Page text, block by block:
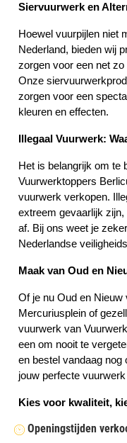
Siervuurwerk en
Hoewel vuurpijlen niet
Nederland, bieden wij
zorgen voor een net
Onze
zorgen voor een
kleuren en effecten.
Illegaal Vuurwerk:
Het is belangrijk om te
Vuurwerktoppers
vuurwerk verkopen.
extreem gevaarlijk
af. Bij ons weet je
Nederlandse
Maak van Oud en
Of je nu Oud en
Mercuriusplein of
vuurwerk van
een om nooit te
en bestel vandaag nog
jouw perfecte
Kies voor kwaliteit,
Openingstijden